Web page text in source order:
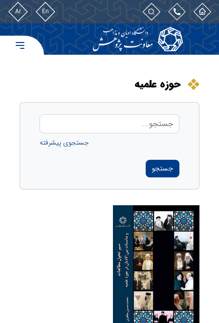
En
Ar
حوزه علمیه
جستجوی پیشرفته
جستجو